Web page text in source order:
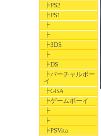
┣PS2
┣PS1
┣
┣
┣3DS
┣
┣DS
┣バーチャルボー
イ
┣GBA
┣ゲームボーイ
┣
┣
┣PSVita